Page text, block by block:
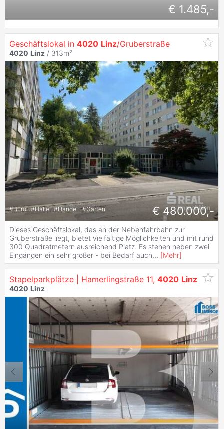
€ 1.485,-
Geschäftslokal in 4020 Linz/Gruberstraße
4020 Linz / 313m²
#Büro #Halle #Handel #Garten € 480.000,-
Dieses Geschäftslokal, das an der Nebenfahrbahn zur
Gruberstraße liegt, bietet vielfältige Möglichkeiten und mit rund
300 Quadratmetern ausreichend Platz. Es stehen neben zwei
Eingängen ein sehr großer - bei Bedarf auch... [Mehr]
Stapelparkplätze | Hamerlingstraße 11, 4020 Linz
4020 Linz